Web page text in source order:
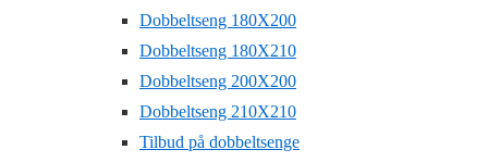
Dobbeltseng 180X200
Dobbeltseng 180X210
Dobbeltseng 200X200
Dobbeltseng 210X210
Tilbud på dobbeltsenge